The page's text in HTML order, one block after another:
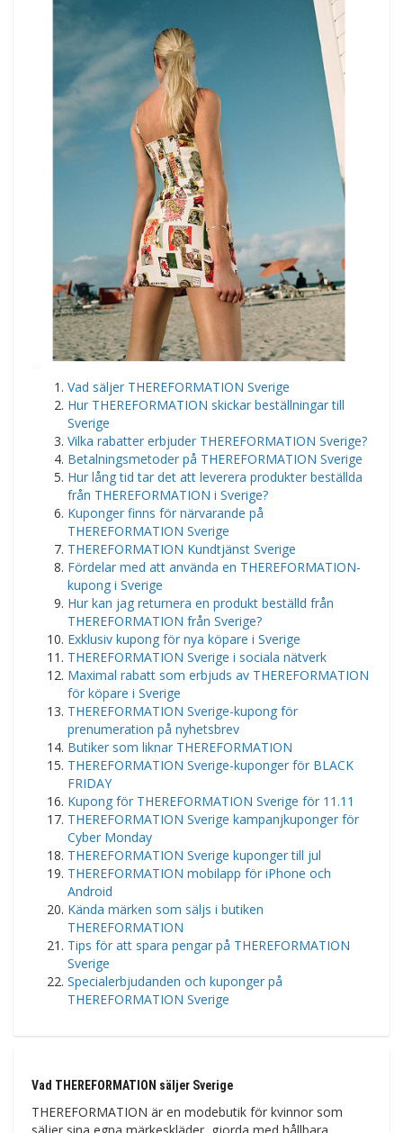
​Vad säljer THEREFORMATION Sverige
Hur THEREFORMATION skickar beställningar till
Sverige
Vilka rabatter erbjuder THEREFORMATION Sverige?
Betalningsmetoder på THEREFORMATION Sverige
Hur lång tid tar det att leverera produkter beställda
från THEREFORMATION i Sverige?
Kuponger finns för närvarande på
THEREFORMATION Sverige
THEREFORMATION Kundtjänst Sverige
Fördelar med att använda en THEREFORMATION-
kupong i Sverige
Hur kan jag returnera en produkt beställd från
THEREFORMATION från Sverige?
Exklusiv kupong för nya köpare i Sverige
THEREFORMATION Sverige i sociala nätverk
Maximal rabatt som erbjuds av THEREFORMATION
för köpare i Sverige
THEREFORMATION Sverige-kupong för
prenumeration på nyhetsbrev
Butiker som liknar THEREFORMATION
THEREFORMATION Sverige-kuponger för BLACK
FRIDAY
Kupong för THEREFORMATION Sverige för 11.11
THEREFORMATION Sverige kampanjkuponger för
Cyber ​​​​Monday
THEREFORMATION Sverige kuponger till jul
THEREFORMATION mobilapp för iPhone och
Android
Kända märken som säljs i butiken
THEREFORMATION
Tips för att spara pengar på THEREFORMATION
Sverige
Specialerbjudanden och kuponger på
THEREFORMATION Sverige
Vad THEREFORMATION säljer Sverige
THEREFORMATION är en modebutik för kvinnor som